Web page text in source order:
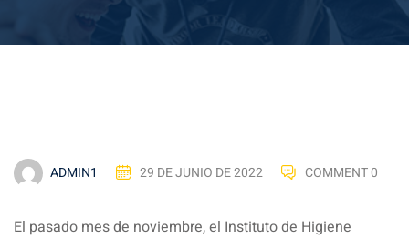
ADMIN1 29 DE JUNIO DE 2022 COMMENT 0
El pasado mes de noviembre, el Instituto de Higiene